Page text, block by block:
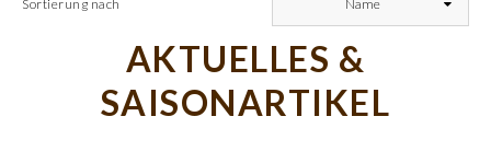
Sortierung nach Name
AKTUELLES &
SAISONARTIKEL